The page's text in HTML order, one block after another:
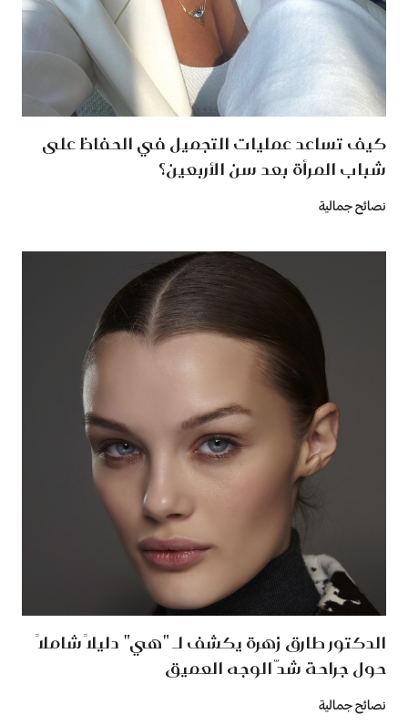
كيف تساعد عمليات التجميل في الحفاظ على
شباب المرأة بعد سن الأربعين؟
نصائح جمالية
الدكتور طارق زهرة يكشف لـ "هي" دليلاً شاملاً
حول جراحة شدّ الوجه العميق
نصائح جمالية